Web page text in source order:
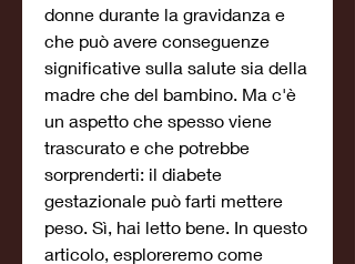
donne durante la gravidanza e
che può avere conseguenze
significative sulla salute sia della
madre che del bambino. Ma c'è
un aspetto che spesso viene
trascurato e che potrebbe
sorprenderti: il diabete
gestazionale può farti mettere
peso. Sì, hai letto bene. In questo
articolo, esploreremo come